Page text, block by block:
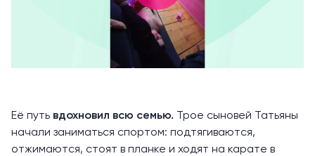
Её путь вдохновил всю семью.
Трое сыновей Татьяны
начали заниматься спортом: подтягиваются,
отжимаются, стоят в планке и ходят на карате в